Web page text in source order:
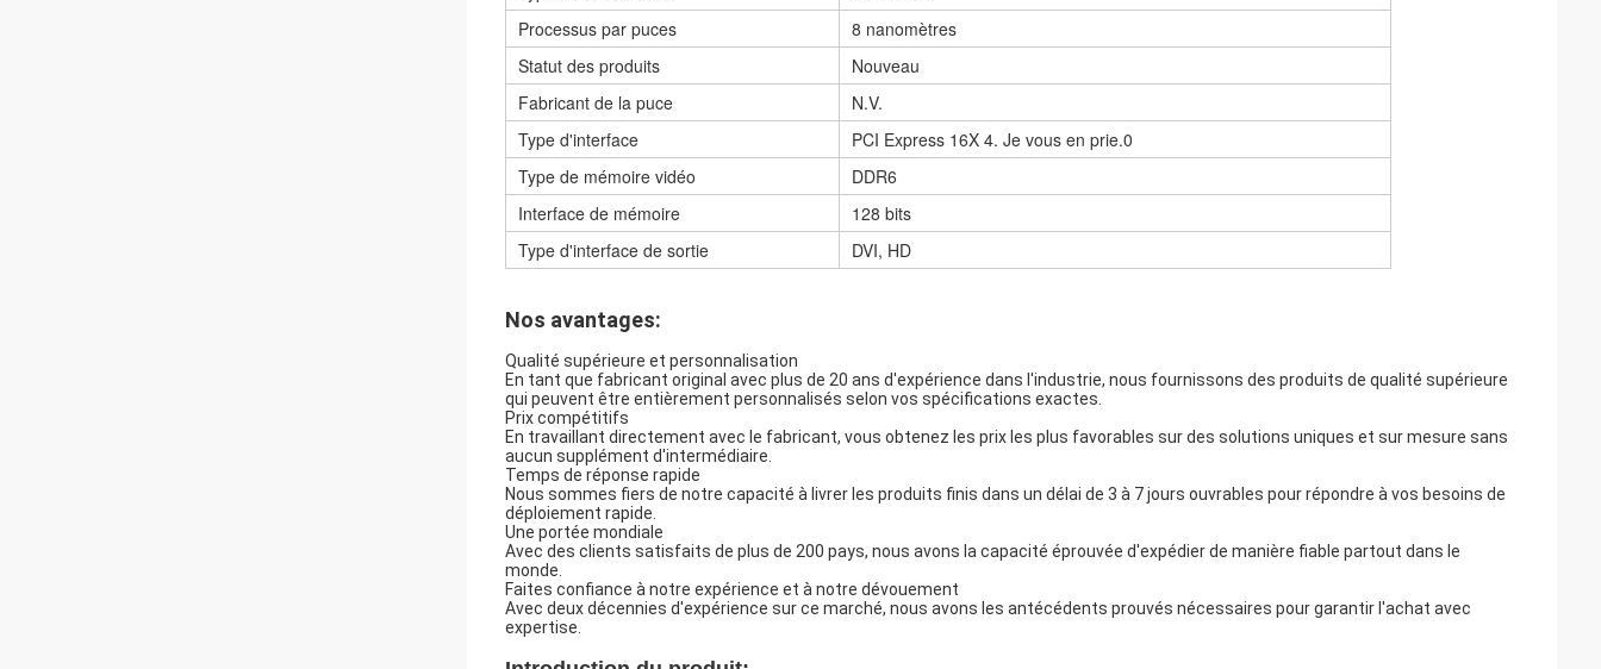
Processus par puces
8 nanomètres
Statut des produits
Nouveau
Fabricant de la puce
N.V.
Type d'interface
PCI Express 16X 4. Je vous en prie.0
Type de mémoire vidéo
DDR6
Interface de mémoire
128 bits
Type d'interface de sortie
DVI, HD
Nos avantages:
Qualité supérieure et personnalisation
En tant que fabricant original avec plus de 20 ans d'expérience dans l'industrie, nous fournissons des produits de qualité supérieure
qui peuvent être entièrement personnalisés selon vos spécifications exactes.
Prix compétitifs
En travaillant directement avec le fabricant, vous obtenez les prix les plus favorables sur des solutions uniques et sur mesure sans
aucun supplément d'intermédiaire.
Temps de réponse rapide
Nous sommes fiers de notre capacité à livrer les produits finis dans un délai de 3 à 7 jours ouvrables pour répondre à vos besoins de
déploiement rapide.
Une portée mondiale
Avec des clients satisfaits de plus de 200 pays, nous avons la capacité éprouvée d'expédier de manière fiable partout dans le
monde.
Faites confiance à notre expérience et à notre dévouement
Avec deux décennies d'expérience sur ce marché, nous avons les antécédents prouvés nécessaires pour garantir l'achat avec
expertise.